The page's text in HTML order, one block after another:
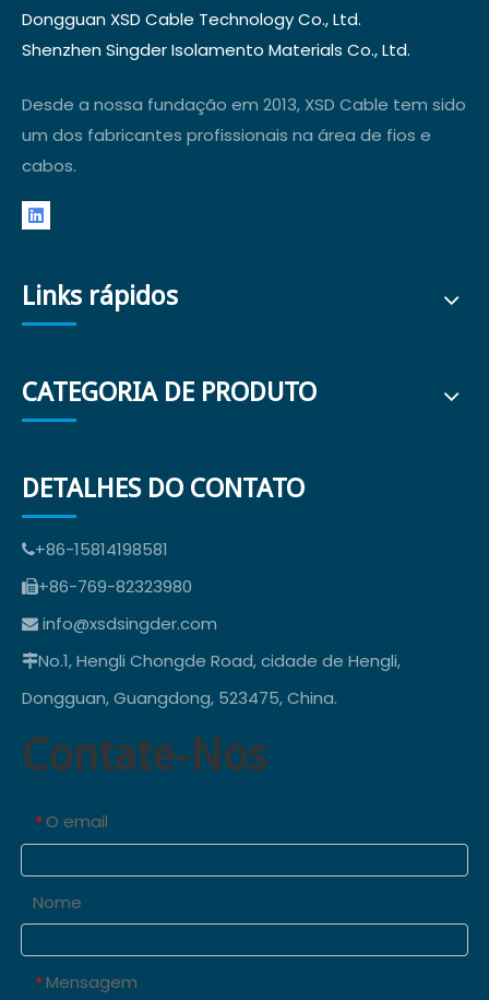
Dongguan XSD Cable Technology Co., Ltd.
Shenzhen Singder Isolamento Materials Co., Ltd.
Desde a nossa fundação em 2013, XSD Cable tem sido
um dos fabricantes profissionais na área de fios e
cabos.
Links rápidos
CATEGORIA DE PRODUTO
DETALHES DO CONTATO
+86-15814198581
+86-769-82323980
 info@xsdsingder.com
No.1, Hengli Chongde Road, cidade de Hengli,
Dongguan, Guangdong, 523475, China.
Contate-Nos
* O email
Nome
* Mensagem